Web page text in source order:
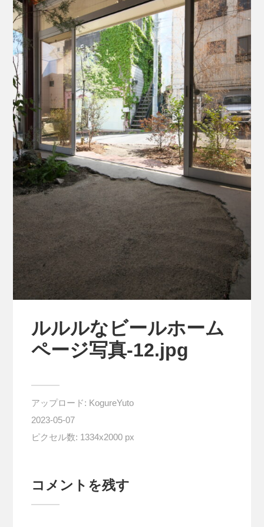
ルルルなビールホーム
ページ写真-12.jpg
アップロード: KogureYuto
2023-05-07
ピクセル数: 1334x2000 px
コメントを残す